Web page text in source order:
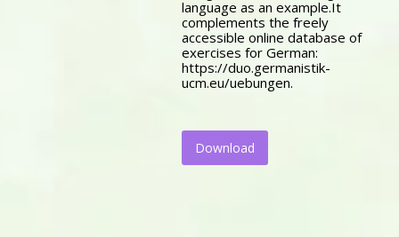
language as an example.It
complements the freely
accessible online database of
exercises for German:
https://duo.germanistik-
ucm.eu/uebungen.
Download